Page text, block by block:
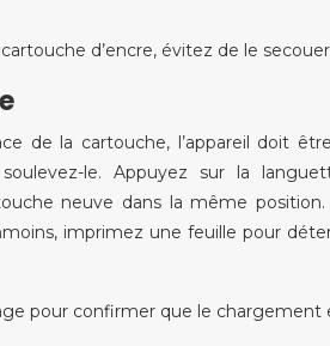
d’encre, évitez de le
de la cartouche, l’appareil doit
le. Appuyez sur la
neuve dans la même
imprimez une feuille pour
pour confirmer que le chargement